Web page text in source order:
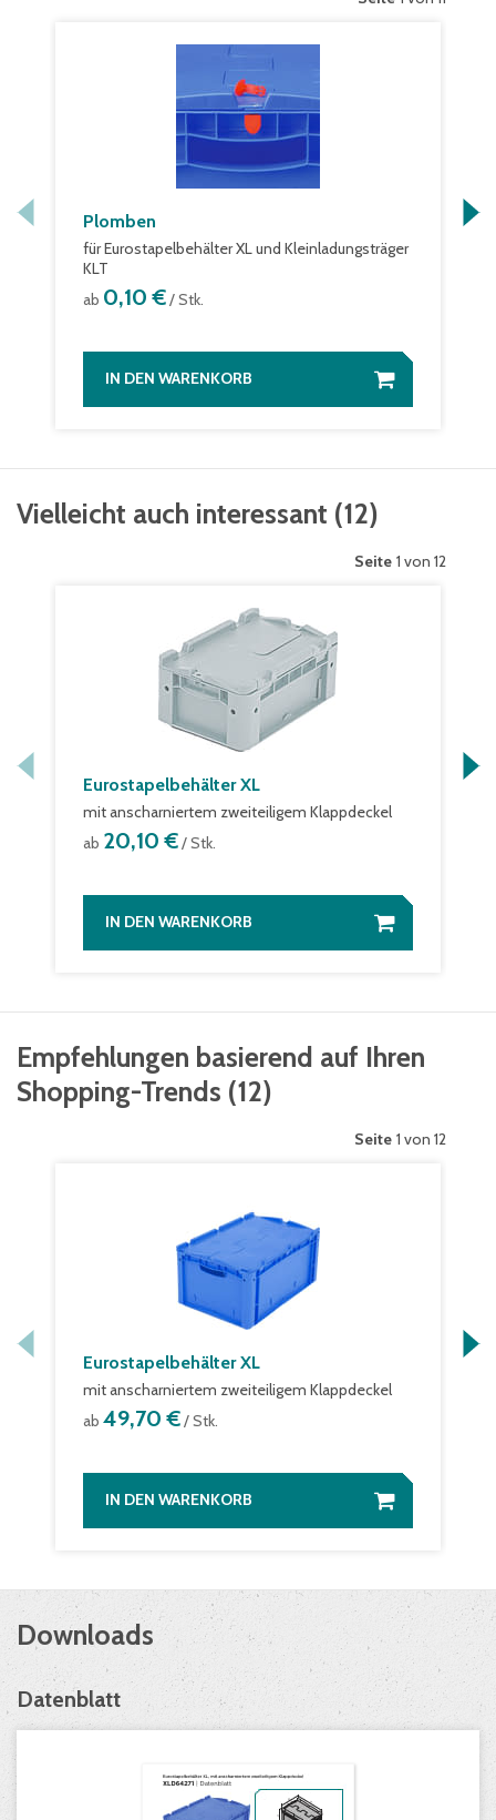
Plomben
für Eurostapelbehälter XL und Kleinladungsträger
KLT
ab 0,10 €/ Stk.
IN DEN WARENKORB
Vielleicht auch interessant (12)
Seite 1 von 12
Eurostapelbehälter XL
mit anscharniertem zweiteiligem Klappdeckel
ab 20,10 €/ Stk.
IN DEN WARENKORB
Empfehlungen basierend auf Ihren
Shopping-Trends (12)
Seite 1 von 12
Eurostapelbehälter XL
mit anscharniertem zweiteiligem Klappdeckel
ab 49,70 €/ Stk.
IN DEN WARENKORB
Downloads
Datenblatt